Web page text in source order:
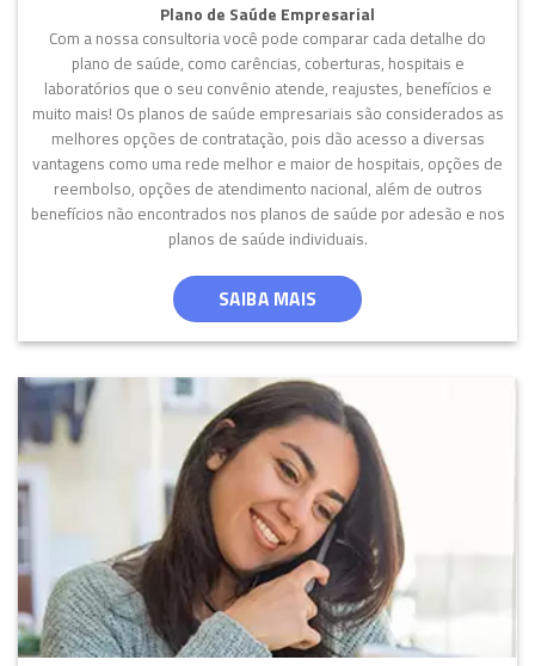
Plano de Saúde Empresarial
Com a nossa consultoria você pode comparar cada detalhe do
plano de saúde, como carências, coberturas, hospitais e
laboratórios que o seu convênio atende, reajustes, benefícios e
muito mais! Os planos de saúde empresariais são considerados as
melhores opções de contratação, pois dão acesso a diversas
vantagens como uma rede melhor e maior de hospitais, opções de
reembolso, opções de atendimento nacional, além de outros
benefícios não encontrados nos planos de saúde por adesão e nos
planos de saúde individuais.
SAIBA MAIS